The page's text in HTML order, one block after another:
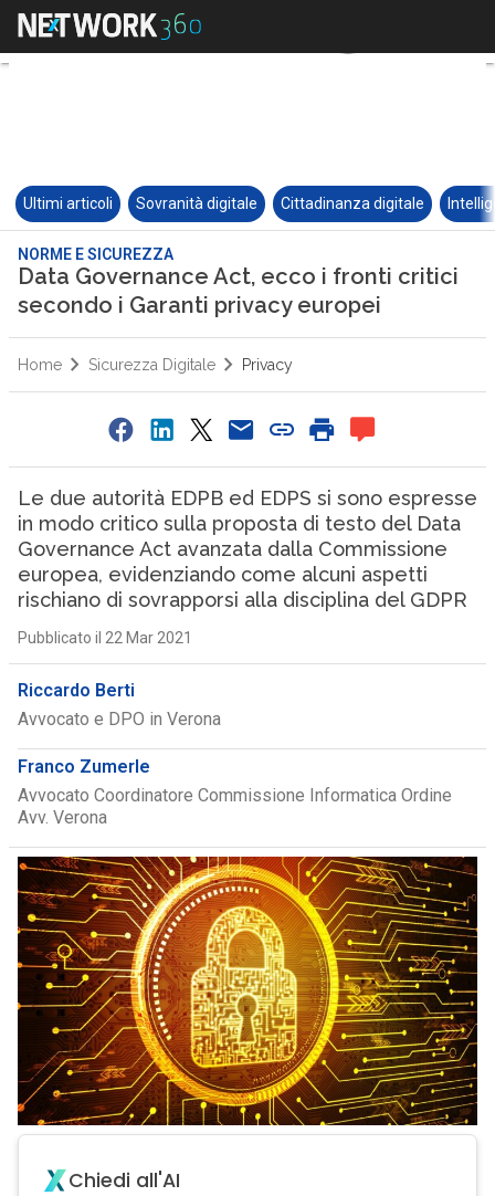
Ultimi articoli Sovranità digitale Cittadinanza digitale
NORME E SICUREZZA
Data Governance Act, ecco i fronti critici
secondo i Garanti privacy europei
Home Sicurezza Digitale Privacy
Le due autorità EDPB ed EDPS si sono espresse
in modo critico sulla proposta di testo del Data
Governance Act avanzata dalla Commissione
europea, evidenziando come alcuni aspetti
rischiano di sovrapporsi alla disciplina del GDPR
Pubblicato il 22 Mar 2021
Riccardo Berti
Avvocato e DPO in Verona
Franco Zumerle
Avvocato Coordinatore Commissione Informatica Ordine
Avv. Verona
Chiedi all'AI